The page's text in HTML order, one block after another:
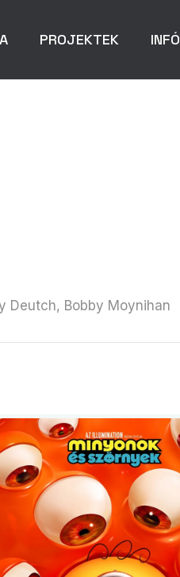
PROJEKTEK INFÓ
Deutch, Bobby Moynihan